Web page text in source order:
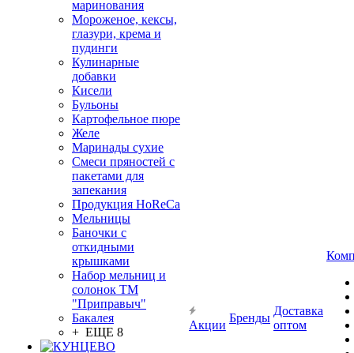
маринования
Мороженое, кексы,
глазури, крема и
пудинги
Кулинарные
добавки
Кисели
Бульоны
Картофельное пюре
Желе
Маринады сухие
Смеси пряностей с
пакетами для
запекания
Продукция HoReCa
Мельницы
Баночки с
откидными
крышками
Набор мельниц и
солонок ТМ
"Приправыч"
Бакалея
+ ЕЩЕ 8
Акции
Бренды
Доставка
оптом